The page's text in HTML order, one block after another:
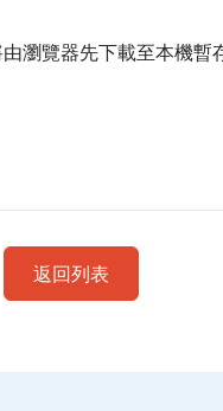
瀏覽器先下載至本機
返回列表